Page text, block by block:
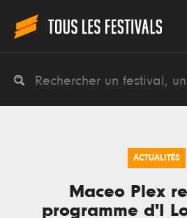
ACTUALITÉS
Maceo Plex
programme d'I